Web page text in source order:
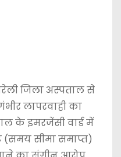
जिला अस्पताल से
लापरवाही का
के इमरजेंसी वार्ड में
(समय सीमा समाप्त)